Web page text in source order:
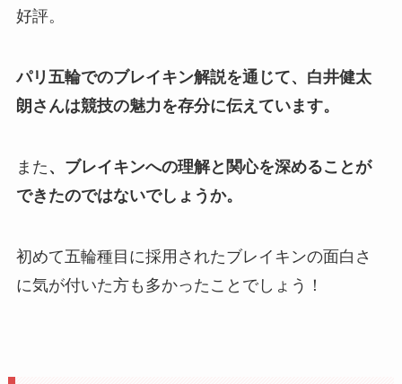
好評。
パリ五輪でのブレイキン解説を通じて、白井健太
朗さんは競技の魅力を存分に伝えています。
また 、ブレイキンへの理解と関心を深めることが
できたのではないでしょうか。
初めて五輪種目に採用されたブレイキンの面白さ
に気が付いた方も多かったことでしょう！